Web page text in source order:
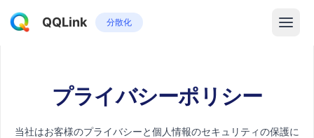
QQLink 分散化
プライバシーポリシー
当社はお客様のプライバシーと個人情報のセキュリティの保護に